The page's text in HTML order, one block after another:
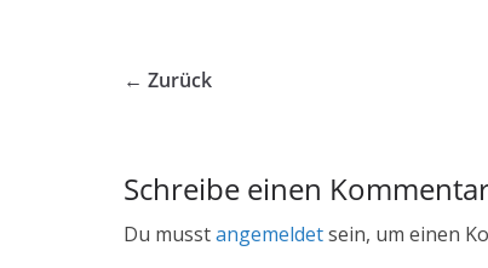
← Zurück
Schreibe einen
Du musstangemeldetsein, um einen